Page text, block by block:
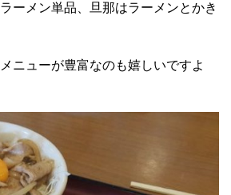
ーメン単品、旦那はラーメンとかき
ニューが豊富なのも嬉しいですよ